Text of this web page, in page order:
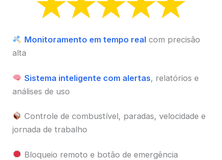
Monitoramento em tempo realcom precisão
alta
Sistema inteligente com alertas, relatórios e
análises de uso
Controle de combustível, paradas, velocidade e
jornada de trabalho
Bloqueio remoto e botão de emergência